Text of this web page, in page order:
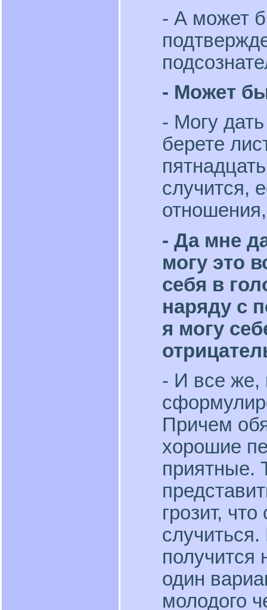
- А может
- Может
- Могу
берете
случится,
- Да мне
могу это
себя в
наряду с
я могу
- И все же,
Причем
хорошие
приятные.
грозит,
получится
один
молодого